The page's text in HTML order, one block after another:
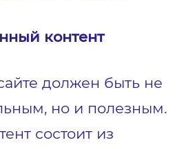
контент
должен быть не
но и полезным.
состоит из